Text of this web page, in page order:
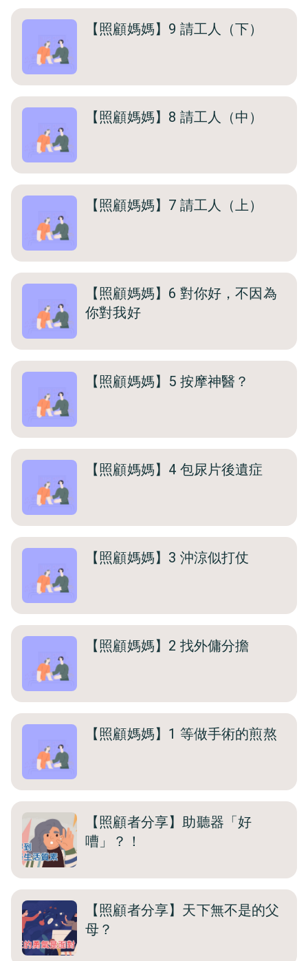
【照顧媽媽】9 請工人（下）
【照顧媽媽】8 請工人（中）
【照顧媽媽】7 請工人（上）
【照顧媽媽】6 對你好，不因為
你對我好
【照顧媽媽】5 按摩神醫？
【照顧媽媽】4 包尿片後遺症
【照顧媽媽】3 沖涼似打仗
【照顧媽媽】2 找外傭分擔
【照顧媽媽】1 等做手術的煎熬
【照顧者分享】助聽器「好
嘈」？！
【照顧者分享】天下無不是的父
母？